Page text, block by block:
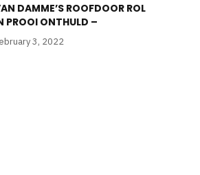
DAMME’S ROOFDOOR ROL
PROOI ONTHULD –
3, 2022